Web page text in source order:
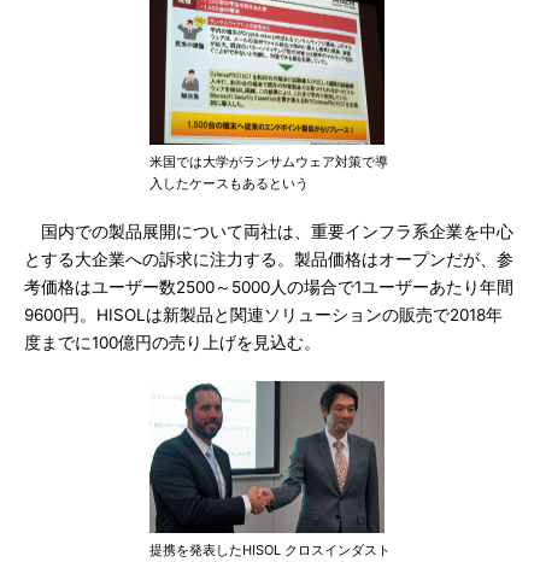
米国では大学がランサムウェア対策で導
入したケースもあるという
国内での製品展開について両社は、重要インフラ系企業を中心
とする大企業への訴求に注力する。製品価格はオープンだが、参
考価格はユーザー数2500～5000人の場合で1ユーザーあたり年間
9600円。HISOLは新製品と関連ソリューションの販売で2018年
度までに100億円の売り上げを見込む。
提携を発表したHISOL クロスインダスト